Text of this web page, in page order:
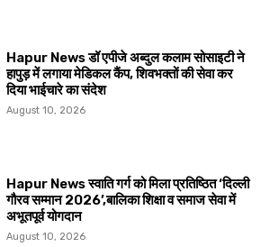
Hapur News डॉ एपीजे अब्दुल कलाम सोसाइटी ने
हापुड़ में लगाया मेडिकल कैंप, शिवभक्तों की सेवा कर
दिया भाईचारे का संदेश
August 10, 2026
Hapur News स्वाति गर्ग को मिला प्रतिष्ठित ‘दिल्ली
गौरव सम्मान 2026’,बालिका शिक्षा व समाज सेवा में
अभूतपूर्व योगदान
August 10, 2026